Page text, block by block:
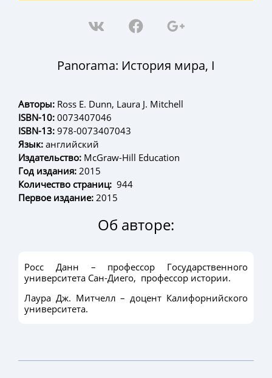
Panorama: История мира, І
Авторы: Ross E. Dunn, Laura J. Mitchell
ISBN-10: 0073407046
ISBN-13: 978-0073407043
Язык: английский
Издательство: McGraw-Hill Education
Год издания: 2015
Количество страниц: 944
Первое издание: 2015
Об авторе:
Росс Данн – профессор Государственного
университета Сан-Диего, профессор истории.
Лаура Дж. Митчелл – доцент Калифорнийского
университета.